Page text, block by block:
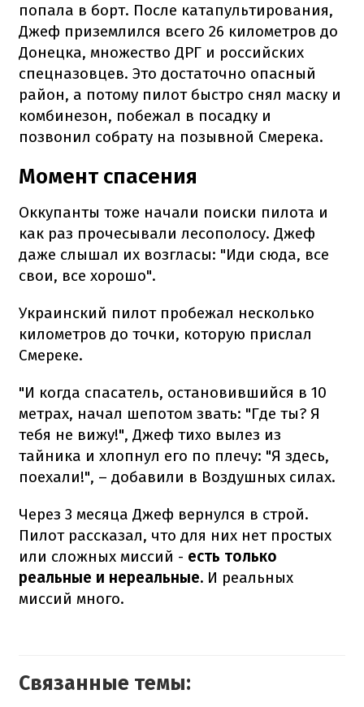
попала в борт. После катапультирования,
Джеф приземлился всего 26 километров до
Донецка, множество ДРГ и российских
спецназовцев. Это достаточно опасный
район, а потому пилот быстро снял маску и
комбинезон, побежал в посадку и
позвонил собрату на позывной Смерека.
Момент спасения
Оккупанты тоже начали поиски пилота и
как раз прочесывали лесополосу. Джеф
даже слышал их возгласы: "Иди сюда, все
свои, все хорошо".
Украинский пилот пробежал несколько
километров до точки, которую прислал
Смереке.
"И когда спасатель, остановившийся в 10
метрах, начал шепотом звать: "Где ты? Я
тебя не вижу!", Джеф тихо вылез из
тайника и хлопнул его по плечу: "Я здесь,
поехали!", – добавили в Воздушных силах.
Через 3 месяца Джеф вернулся в строй.
Пилот рассказал, что для них нет простых
или сложных миссий - есть только
реальные и нереальные. И реальных
миссий много.
Связанные темы: